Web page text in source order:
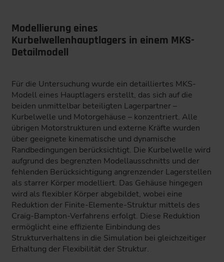
Modellierung eines
Kurbelwellenhauptlagers in einem MKS-
Detailmodell
Für die Untersuchung wurde ein detailliertes MKS-
Modell eines Hauptlagers erstellt, das sich auf die
beiden unmittelbar beteiligten Lagerpartner –
Kurbelwelle und Motorgehäuse – konzentriert. Alle
übrigen Motorstrukturen und externe Kräfte wurden
über geeignete kinematische und dynamische
Randbedingungen berücksichtigt. Die Kurbelwelle wird
aufgrund des begrenzten Modellausschnitts und der
fehlenden Berücksichtigung angrenzender Lagerstellen
als starrer Körper modelliert. Das Gehäuse hingegen
wird als flexibler Körper abgebildet, wobei eine
Reduktion der Finite-Elemente-Struktur mittels des
Craig-Bampton-Verfahrens erfolgt. Diese Reduktion
ermöglicht eine effiziente Einbindung des
Strukturverhaltens in die Simulation bei gleichzeitiger
Erhaltung der Flexibilität der Struktur.